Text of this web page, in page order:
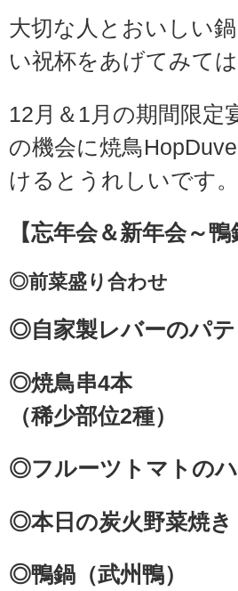
大切な人とおいしい
い祝杯をあげてみて
12月＆1月の期間限
の機会に焼鳥
けるとうれしいです。
【忘年会＆新年会～
◎前菜盛り合わせ
◎自家製レバーのパテ
◎焼鳥串4本
（稀少部位2種）
◎フルーツトマトの
◎本日の炭火野菜焼き
◎鴨鍋（武州鴨）